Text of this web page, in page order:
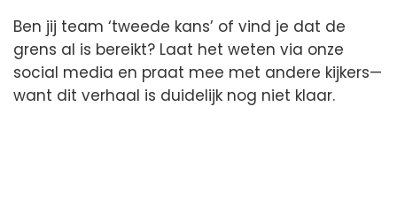
Ben jij team ‘tweede kans’ of vind je dat de
grens al is bereikt? Laat het weten via onze
social media en praat mee met andere kijkers—
want dit verhaal is duidelijk nog niet klaar.